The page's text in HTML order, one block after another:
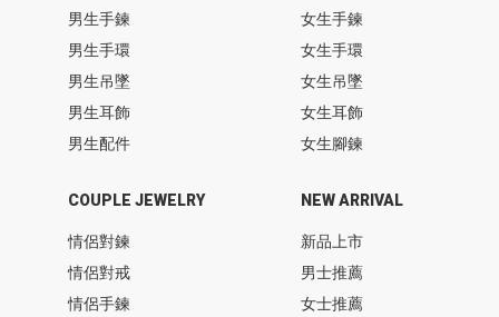
男生手鍊
男生手環
男生吊墜
男生耳飾
男生配件
女生手鍊
女生手環
女生吊墜
女生耳飾
女生腳鍊
COUPLE JEWELRY
情侶對鍊
情侶對戒
情侶手鍊
NEW ARRIVAL
新品上市
男士推薦
女士推薦